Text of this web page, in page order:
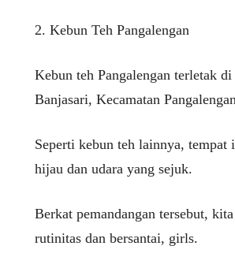
2. Kebun Teh Pangalengan
Kebun teh Pangalengan terletak
Banjasari, Kecamatan
Seperti kebun teh lainnya, tempat
hijau dan udara yang sejuk.
Berkat pemandangan tersebut,
rutinitas dan bersantai, girls.